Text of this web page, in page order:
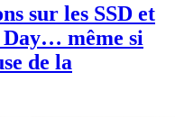
sur les SSD et
même si
de la